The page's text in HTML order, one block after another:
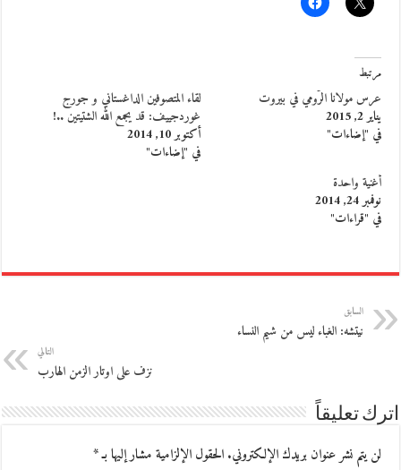
مرتبط
عرس مولانا الرُّومي في بيروت
يناير 2, 2015
في "إضاءات"
لقاء المتصوفين الداغستاني و جورج
غوردجييف: قد يجمع الله الشتيتين ..!
أكتوبر 10, 2014
في "إضاءات"
أغنية واحدة
نوفمبر 24, 2014
في "قراءات"
السابق
نيتشه: الغباء ليس من شيم النساء
التالي
نزف على اوتار الزمن الهارب
اترك تعليقاً
لن يتم نشر عنوان بريدك الإلكتروني.الحقول الإلزامية مشار إليها بـ*